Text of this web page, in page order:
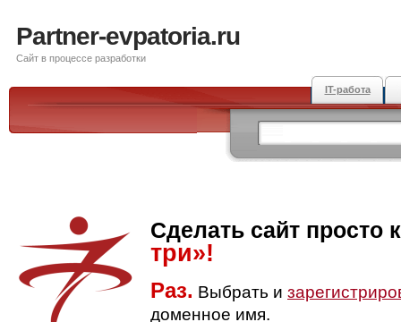
Partner-evpatoria.ru
Сайт в процессе разработки
IT-работа
Сделать сайт просто
три»!
Раз. Выбрать и
доменное имя.